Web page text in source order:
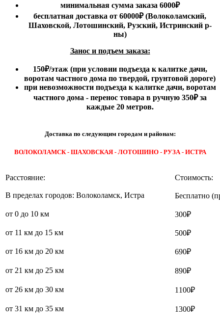
минимальная сумма заказа 6000₽
бесплатная доставка от 60000₽ (Волоколамский,
Шаховской, Лотошинский, Рузский, Истринский р-
ны)
Занос и подъем заказа:
150₽/этаж(при условии подъезда к калитке дачи,
воротам частного дома по твердой, грунтовой дороге)
при невозможности подъезда к калитке дачи, воротам
частного дома - перенос товара в ручную 350₽ за
каждые 20 метров.
Доставка по следующим городам и районам:
ВОЛОКОЛАМСК - ШАХОВСКАЯ - ЛОТОШИНО - РУЗА - ИСТРА
Расстояние: Стоимость:
В пределах городов: Волоколамск, Истра Бесплатно
от 0 до 10 км 300₽
от 11 км до 15 км 500₽
от 16 км до 20 км 690₽
от 21 км до 25 км 890₽
от 26 км до 30 км 1100₽
от 31 км до 35 км 1300₽